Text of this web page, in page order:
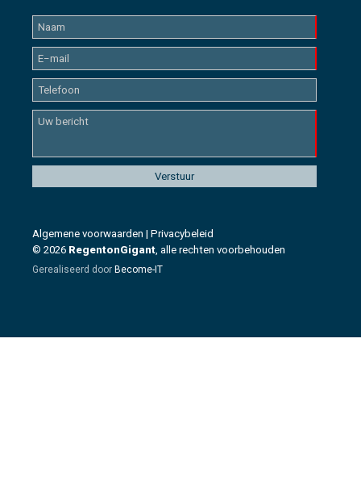
Algemene voorwaarden | Privacybeleid
© 2026 RegentonGigant, alle rechten voorbehouden
Gerealiseerd door Become-IT